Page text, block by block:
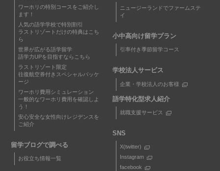
ワーホリの特別コースをご紹介し
ます！
人気の語学学校で特別割引
ラストリゾートだけの特典はこち
ら
世界が広がる語学留学
語学力UPを目指すならこちら
ラストリゾート限定
往復航空券付きスペシャルパッケ
ージ
ワーホリ費用シミュレーション
一般的なワーホリ費用を確認しよ
う！
安心安全な女性向けレジデンスを
ご紹介
留学ブログで調べる
お役立ち情報一覧
ニュージーランドでファームステ
イ
小中高向け留学プラン
引率付き季節留学コース
学校法人サービス
企業・学校法人のお客様
語学特化型求人紹介
就職支援サービス
SNS
X(twitter)
Instagram
facebook